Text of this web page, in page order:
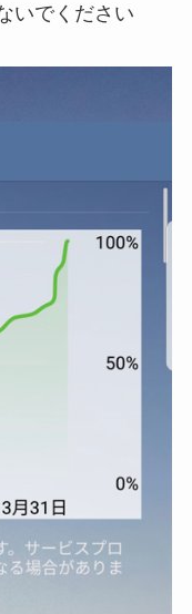
いでください